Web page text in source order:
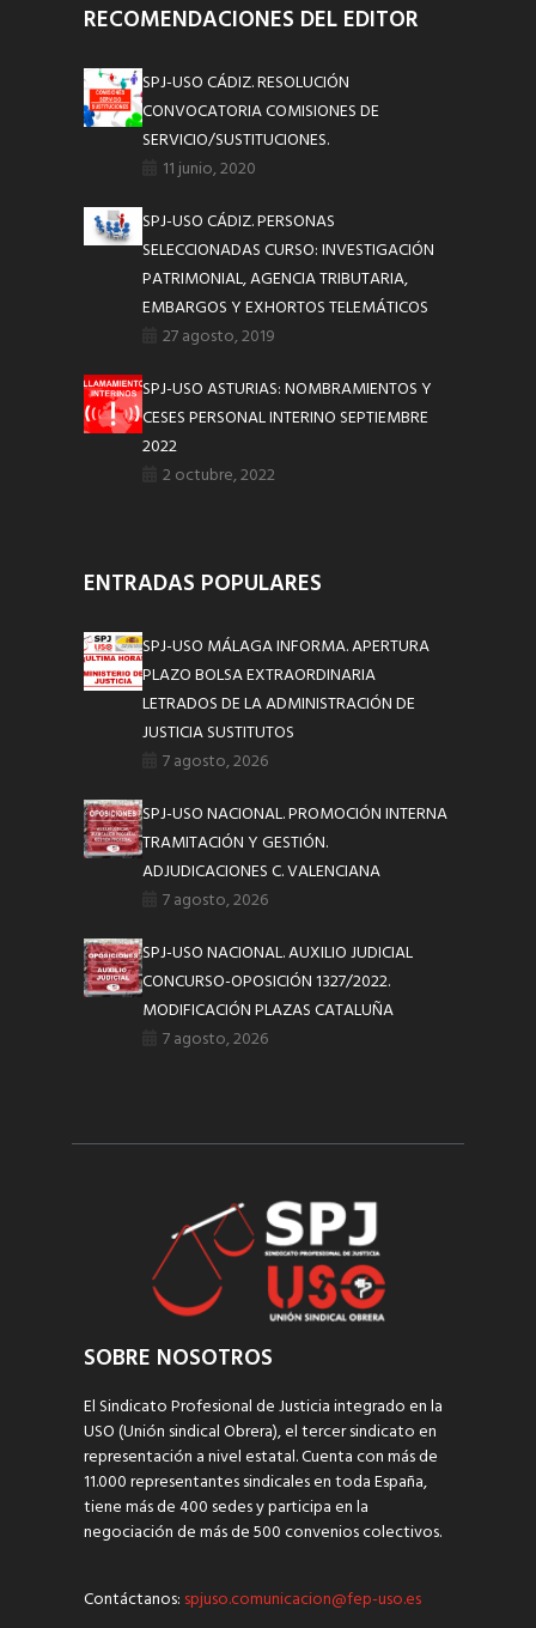
RECOMENDACIONES DEL EDITOR
SPJ-USO CÁDIZ. RESOLUCIÓN
CONVOCATORIA COMISIONES DE
SERVICIO/SUSTITUCIONES.
11 junio, 2020
SPJ-USO CÁDIZ. PERSONAS
SELECCIONADAS CURSO: INVESTIGACIÓN
PATRIMONIAL, AGENCIA TRIBUTARIA,
EMBARGOS Y EXHORTOS TELEMÁTICOS
27 agosto, 2019
SPJ-USO ASTURIAS: NOMBRAMIENTOS Y
CESES PERSONAL INTERINO SEPTIEMBRE
2022
2 octubre, 2022
ENTRADAS POPULARES
SPJ-USO MÁLAGA INFORMA. APERTURA
PLAZO BOLSA EXTRAORDINARIA
LETRADOS DE LA ADMINISTRACIÓN DE
JUSTICIA SUSTITUTOS
7 agosto, 2026
SPJ-USO NACIONAL. PROMOCIÓN INTERNA
TRAMITACIÓN Y GESTIÓN.
ADJUDICACIONES C. VALENCIANA
7 agosto, 2026
SPJ-USO NACIONAL. AUXILIO JUDICIAL
CONCURSO-OPOSICIÓN 1327/2022.
MODIFICACIÓN PLAZAS CATALUÑA
7 agosto, 2026
SOBRE NOSOTROS
El Sindicato Profesional de Justicia integrado en la
USO (Unión sindical Obrera), el tercer sindicato en
representación a nivel estatal. Cuenta con más de
11.000 representantes sindicales en toda España,
tiene más de 400 sedes y participa en la
negociación de más de 500 convenios colectivos.
Contáctanos: spjuso.comunicacion@fep-uso.es